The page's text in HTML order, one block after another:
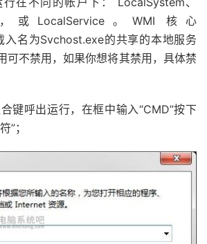
，或LocalService。WMI 核心
入名为Svchost.exe的共享的本地服务
可不禁用，如果你想将其禁用，具体禁
键呼出运行，在框中输入“CMD”按下
”；